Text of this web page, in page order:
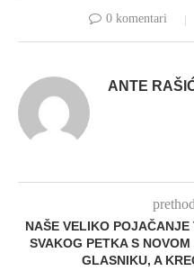
0 komentari
ANTE
NAŠE VELIKO
SVAKOG PETKA S
GLASNIKU, A